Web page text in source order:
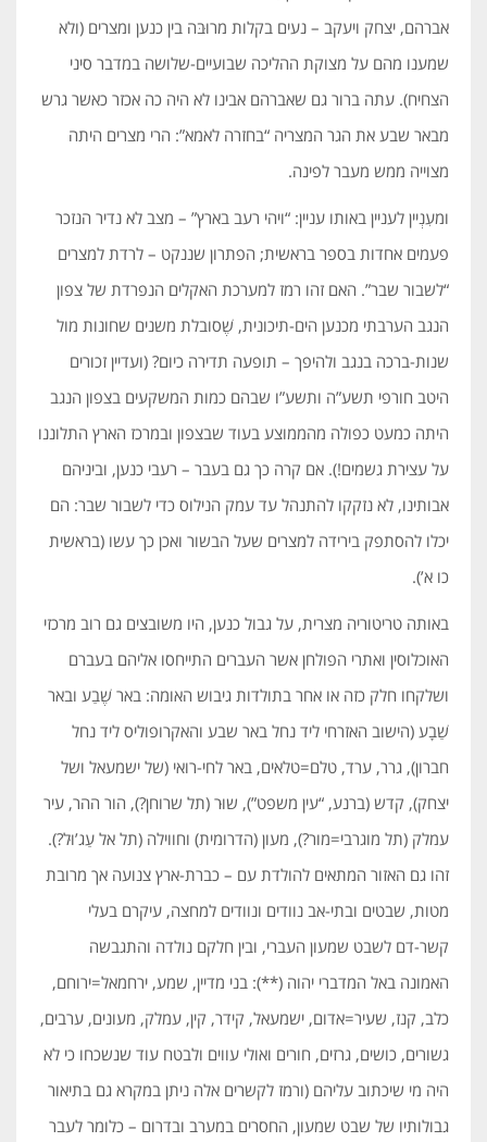
אברהם, יצחק ויעקב – נעים בקלות מרוּבּה בין כנען ומצרים (ולא
שמענו מהם על מצוקת ההליכה שבועיים-שלושה במדבר סיני
הצחיח). עתה ברור גם שאברהם אבינו לא היה כה אכזר כאשר גרש
מבאר שבע את הגר המצריה “בחזרה לאמא”: הרי מצרים היתה
מצוייה ממש מעבר לפינה.
ומעִנְיין לעניין באותו עניין: “ויהי רעב בארץ” – מצב לא נדיר הנזכר
פעמים אחדות בספר בראשית; הפתרון שננקט – לרדת למצרים
“לשבור שבר”. האם זהו רמז למערכת האקלים הנפרדת של צפון
הנגב הערבתי מכנען הים-תיכונית, שֶׁסובלת משנים שחונות מול
שנות-ברכה בנגב ולהיפך – תופעה תדירה כיום? (ועדיין זכורים
היטב חורפי תשע”ה ותשע”ו שבהם כמות המשקעים בצפון הנגב
היתה כמעט כפולה מהממוצע בעוד שבצפון ובמרכז הארץ התלוננו
על עצירת גשמים!). אם קרה כך גם בעבר – רעבי כנען, וביניהם
אבותינו, לא נזקקו להתנהל עד עמק הנילוס כדי לשבור שבר: הם
יכלו להסתפק בירידה למצרים שעל הבשור ואכן כך עשו (בראשית
כו א’).
באותה טריטוריה מצרית, על גבול כנען, היו משובצים גם רוב מרכזי
האוכלוסין ואתרי הפולחן אשר העברים התייחסו אליהם בעברם
ושלקחו חלק כזה או אחר בתולדות גיבוש האומה: באר שֶׁבַע ובאר
שַׁבָע (הישוב האזרחי ליד נחל באר שבע והאקרופוליס ליד נחל
חברון), גרר, ערד, טלם=טלאים, באר לחי-רואי (של ישמעאל ושל
יצחק), קדש (ברנע, “עין משפט”), שוּר (תל שרוחן?), הור ההר, עיר
עמלק (תל מוגרבי=מור?), מעון (הדרומית) וחווילה (תל אל עַג’וּל?).
זהו גם האזור המתאים להולדת עם – כברת-ארץ צנועה אך מרובת
מטות, שבטים ובתי-אב נוודים ונוודים למחצה, עיקרם בעלי
קשר-דם לשבט שמעון העברי, ובין חלקם נולדה והתגבשה
האמונה באל המדברי יהוה (**): בני מדיין, שמע, ירחמאל=ירוחם,
כלב, קנז, שעיר=אדום, ישמעאל, קידר, קין, עמלק, מעונים, ערבים,
גשורים, כושים, גרזים, חורים ואולי עווים ולבטח עוד שנשכחו כי לא
היה מי שיכתוב עליהם (ורמז לקשרים אלה ניתן במקרא גם בתיאור
גבולותיו של שבט שמעון, החסרים במערב ובדרום – כלומר לעבר